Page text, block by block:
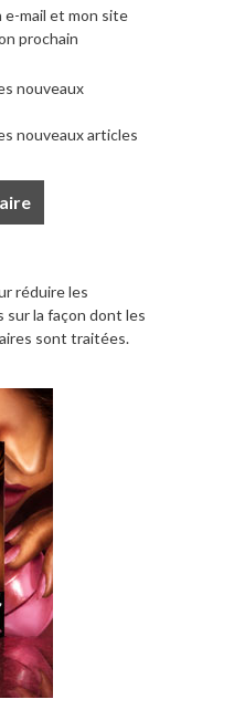
e-mail et mon site
prochain
nouveaux
nouveaux articles
réduire les
sur la façon dont les
sont traitées.